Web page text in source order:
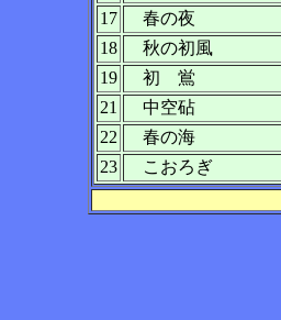
17 春の夜
18 秋の初風
19 初 鴬
21 中空砧
22 春の海
23 こおろぎ